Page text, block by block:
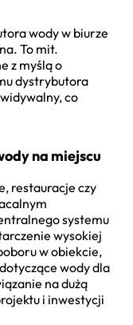
wody w biurze
To mit.
z myślą o
dystrybutora
co
na miejscu
restauracje czy
systemu
wysokiej
w obiekcie,
wody dla
na dużą
i inwestycji